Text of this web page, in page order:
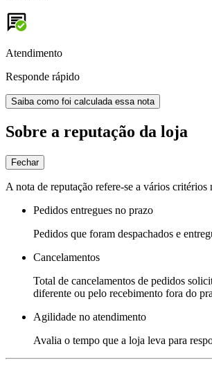
Atendimento
Responde rápido
Saiba como foi calculada essa nota
Sobre a reputação da loja
Fechar
A nota de reputação refere-se a vários
Pedidos entregues no prazo
Pedidos que foram despachados e
Cancelamentos
Total de cancelamentos de pedidos
diferente ou pelo recebimento fora do
Agilidade no atendimento
Avalia o tempo que a loja leva para